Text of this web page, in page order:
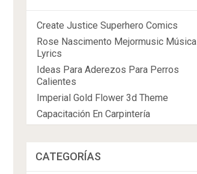
Create Justice Superhero Comics
Rose Nascimento Mejormusic Música
Lyrics
Ideas Para Aderezos Para Perros
Calientes
Imperial Gold Flower 3d Theme
Capacitación En Carpintería
CATEGORÍAS